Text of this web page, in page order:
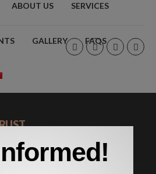
ABOUT US SERVICES
GALLERY FAQS